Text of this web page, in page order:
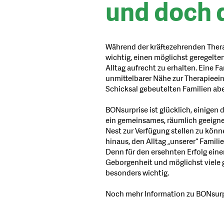
und doch
Während der kräftezehrenden
wichtig, einen möglichst
Alltag aufrecht zu erhalten. Eine
unmittelbarer Nähe zur
Schicksal gebeutelten Familien
BONsurprise ist glücklich, einigen
ein gemeinsames, räumlich
Nest zur Verfügung stellen zu
hinaus, den Alltag „unserer“
Denn für den ersehnten Erfolg
Geborgenheit und möglichst viele
besonders wichtig.
Noch mehr Information zu